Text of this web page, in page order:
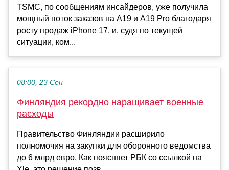
TSMC, по сообщениям инсайдеров, уже получила
мощный поток заказов на A19 и A19 Pro благодаря
росту продаж iPhone 17, и, судя по текущей
ситуации, ком...
08:00, 23 Сен
Финляндия рекордно наращивает военные
расходы
Правительство Финляндии расширило
полномочия на закупки для оборонного ведомства
до 6 млрд евро. Как поясняет РБК со ссылкой на